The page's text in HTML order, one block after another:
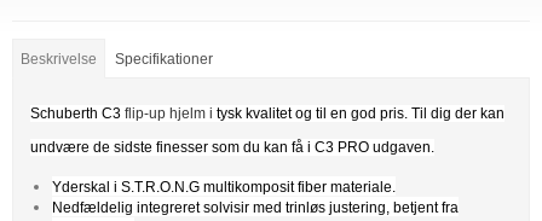
Beskrivelse Specifikationer
Schuberth C3 flip-up hjelm i tysk kvalitet og til en god pris. Til dig der kan
undvære de sidste finesser som du kan få i C3 PRO udgaven.
Yderskal i S.T.R.O.N.G multikomposit fiber materiale.
Nedfældelig integreret solvisir med trinløs justering, betjent fra